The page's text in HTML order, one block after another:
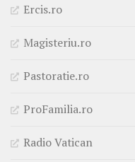
Ercis.ro
Magisteriu.ro
Pastoratie.ro
ProFamilia.ro
Radio Vatican